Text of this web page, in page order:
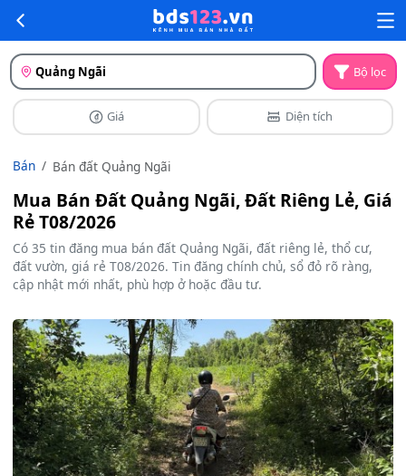
Quảng Ngãi Bộ lọc
Giá Diện tích
Bán Bán đất Quảng Ngãi
Mua Bán Đất Quảng Ngãi, Đất Riêng Lẻ, Giá
Rẻ T08/2026
Có 35 tin đăng mua bán đất Quảng Ngãi, đất riêng lẻ, thổ cư,
đất vườn, giá rẻ T08/2026. Tin đăng chính chủ, sổ đỏ rõ ràng,
cập nhật mới nhất, phù hợp ở hoặc đầu tư.